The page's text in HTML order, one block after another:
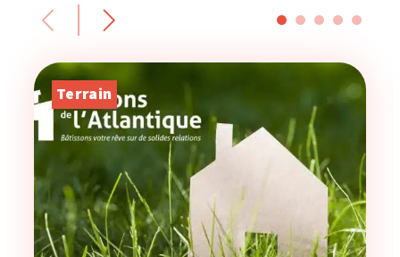
Terrain